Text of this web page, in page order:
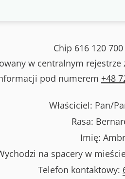
Chip 616 120
w centralnym
pod numerem +48
Właściciel: Pan/
Rasa:
Imię:
na spacery w
Telefon kontaktowy: